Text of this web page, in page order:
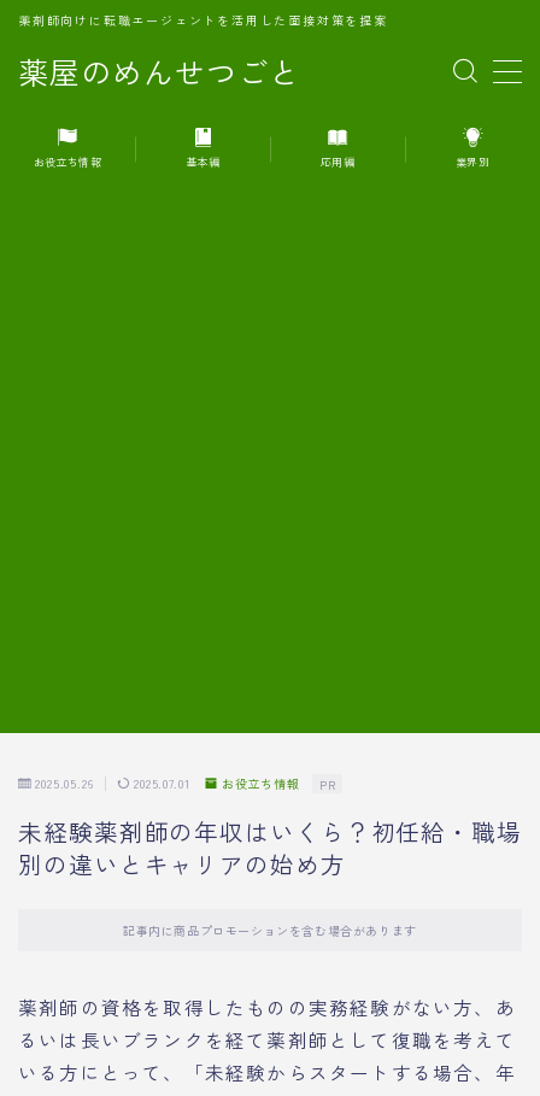
薬屋のめんせつごと
薬剤師向けに転職エージェントを活用した面接対策を提案
MENU
1.転職エージェントとは何か？
お役立ち情報 基本編 応用編 業界別
2025.05.26 2025.07.01 お役立ち情報 PR
未経験薬剤師の年収はいくら？初任給・職場
別の違いとキャリアの始め方
記事内に商品プロモーションを含む場合があります
薬剤師の資格を取得したものの実務経験がない方、あ
るいは長いブランクを経て薬剤師として復職を考えて
いる方にとって、「未経験からスタートする場合、年